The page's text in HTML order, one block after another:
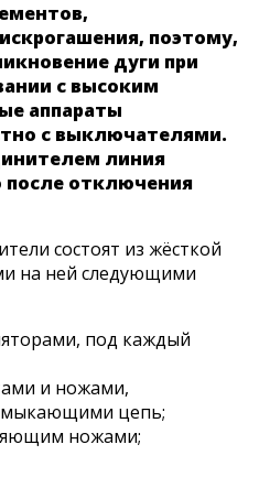
поэтому,
дуги при
с высоким
аппараты
с выключателями.
линия
после отключения
состоят из жёсткой
на ней следующими
под каждый
и ножами,
цепь;
ножами;